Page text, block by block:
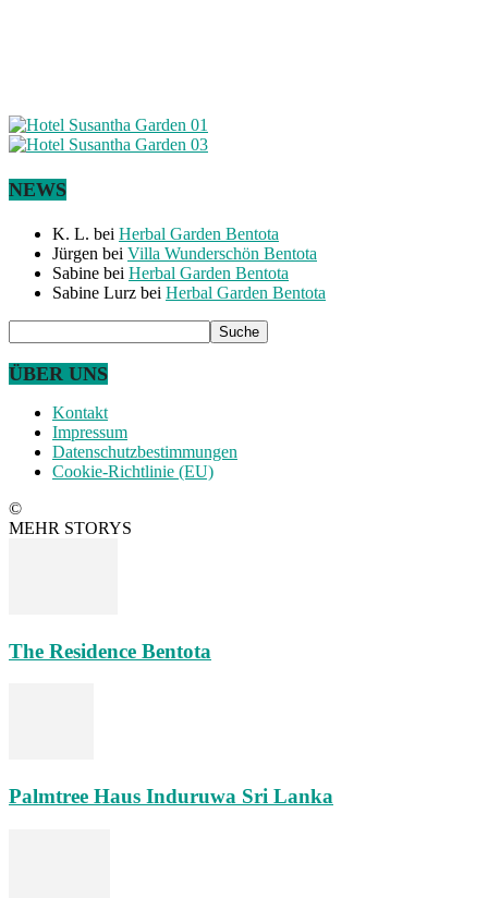
NEWS
K. L. bei Herbal Garden Bentota
Jürgen bei Villa Wunderschön Bentota
Sabine bei Herbal Garden Bentota
Sabine Lurz bei Herbal Garden Bentota
ÜBER UNS
Kontakt
Impressum
Datenschutzbestimmungen
Cookie-Richtlinie (EU)
©
MEHR STORYS
The Residence Bentota
Palmtree Haus Induruwa Sri Lanka